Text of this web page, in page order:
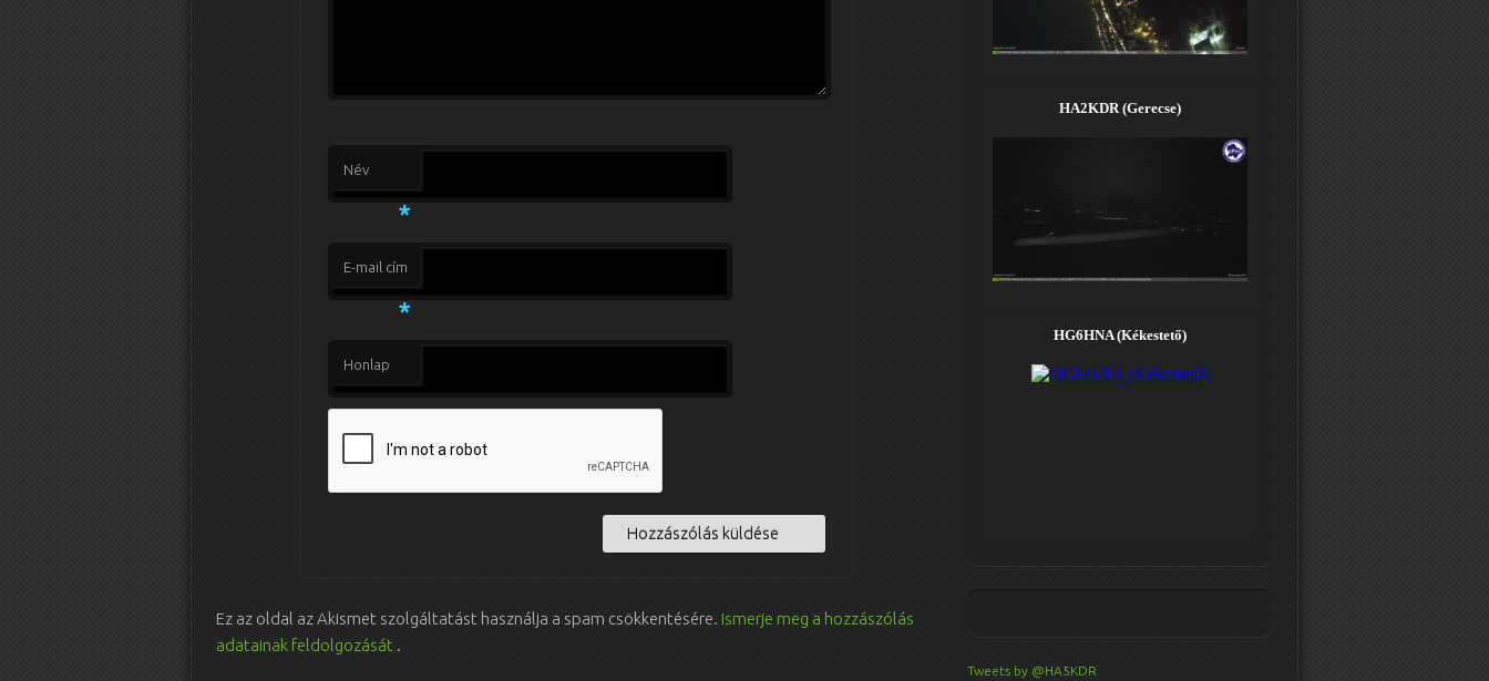
Név
*
E-mail cím
*
Honlap
Ez az oldal az Akismet szolgáltatást használja a spam csökkentésére. Ismerje meg a hozzászólás
adatainak feldolgozását .
Tweets by @HA5KDR